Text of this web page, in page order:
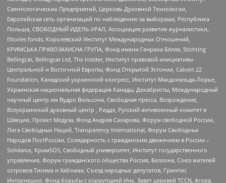
Саентологических Предприятий, Церковь Духовной Технологии,
Европейская сеть организаций по наблюдению за выборами, Республика
Польша, СВОБОДНЫЙ ИДЕЛЬ-УРАЛ, Ассоциация развития журналистики,
IStories fonds, Королевский Институт Международных Отношений,
КРИМСЬКА ПРАВОЗАХИСНА ГРУПА, Фонд имени Генриха Бёлля, Stichting
Bellingcat, Bellingcat Ltd, The Insider, Институт правовой инициативы
Центральной и Восточной Европы, Фонд Открытой Эстонии, Calvert 22
Foundation, Канадский украинский конгресс, Институт Макдональда-Лорье,
Украинская национальная федерация Канады, Декабристы, Международный
научный центр им Вудро Вильсона, Свободная пресса, Возрождение,
Всеукраинский духовный центр , Риддл, Русский антивоенный комитет в
Швеции, Проект Медуза, Фонд Андрея Сахарова, Форум свободной России,
Лига Свободных Наций, Transparеncy International, Форум Свободных
Народов ПостРоссии, Солидарность с гражданским движением в России –
Solidarus, КрымSOS, Свободный университет, Институт государственного
управления, Форум гражданского общества Россия, Беллона, Союз жителей
островов Тисима и Хабомаи, Съезд народных депутатов, Гринпис
Интернешнл, Фонд борьбы с коррупцией Инк, Завет церквей TCCN, Агора,